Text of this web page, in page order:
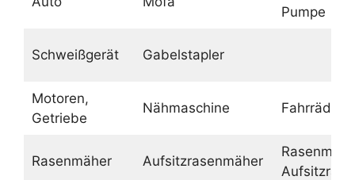
Pumpe
Schweißgerät Gabelstapler
Motoren,
Getriebe
Nähmaschine Fahrräder
Rasenmäher Aufsitzrasenmäher